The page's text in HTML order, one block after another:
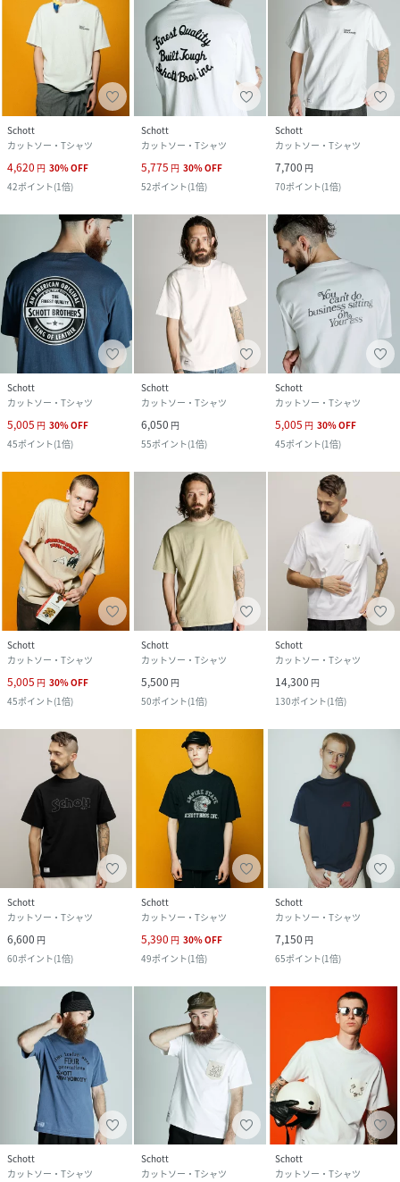
Schott
カットソー・Tシャツ
4,620 円 30%OFF
42ポイント(1倍)
Schott
カットソー・Tシャツ
5,775 円 30%OFF
52ポイント(1倍)
Schott
カットソー・Tシャツ
7,700 円
70ポイント(1倍)
Schott
カットソー・Tシャツ
5,005 円 30%OFF
45ポイント(1倍)
Schott
カットソー・Tシャツ
6,050 円
55ポイント(1倍)
Schott
カットソー・Tシャツ
5,005 円 30%OFF
45ポイント(1倍)
Schott
カットソー・Tシャツ
5,005 円 30%OFF
45ポイント(1倍)
Schott
カットソー・Tシャツ
5,500 円
50ポイント(1倍)
Schott
カットソー・Tシャツ
14,300 円
130ポイント(1倍)
Schott
カットソー・Tシャツ
6,600 円
60ポイント(1倍)
Schott
カットソー・Tシャツ
5,390 円 30%OFF
49ポイント(1倍)
Schott
カットソー・Tシャツ
7,150 円
65ポイント(1倍)
Schott
カットソー・Tシャツ
Schott
カットソー・Tシャツ
Schott
カットソー・Tシャツ